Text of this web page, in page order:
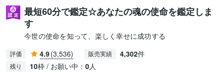
最短60分で鑑定☆あなたの魂の使命を鑑定しま
す
今世の使命を知って、楽しく幸せに成功する
評価 4.9(3,536) 販売実績 4,302件
残り 10枠 / お願い中： 0人